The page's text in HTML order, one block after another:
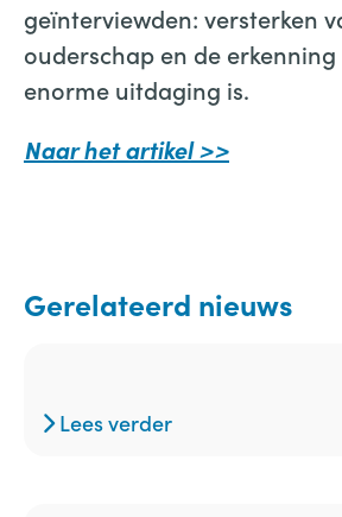
geïnterviewden: versterken
ouderschap en de
enorme uitdaging is.
Naar het artikel >>
Gerelateerd nieuws
Lees verder